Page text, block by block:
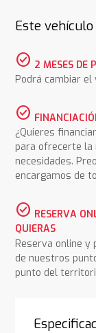
Este
check_circle 2 MESES DE
Podrá cambiar
check_circle
¿Quieres
para ofrecerte la
necesidades.
encargamos de
check_circle RESERVA
QUIERAS
Reserva online y
de nuestros
punto del